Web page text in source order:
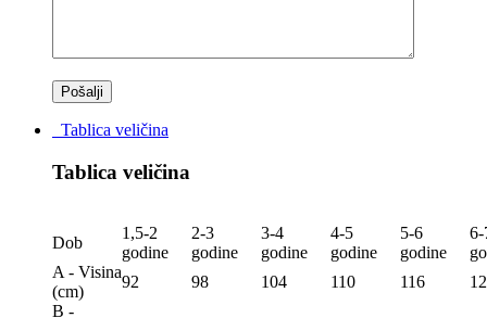
Tablica veličina
Tablica veličina
Dob
1,5-2
godine
2-3
godine
3-4
godine
4-5
godine
5-6
godine
6-
A - Visina
(сm)
92 98 104 110 116
B -